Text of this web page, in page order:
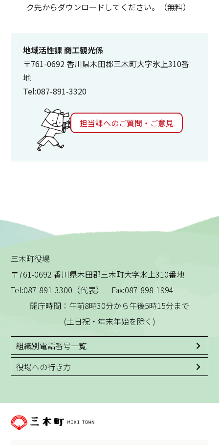
ク先からダウンロードしてください。（無料）
地域活性課 商工観光係
〒761-0692 香川県木田郡三木町大字氷上310番
地
Tel:087-891-3320
担当課へのご質問・ご意見
三木町役場
〒761-0692 香川県木田郡三木町大字氷上310番地
Tel:087-891-3300（代表） Fax:087-898-1994
開庁時間：午前8時30分から午後5時15分まで
(土日祝・年末年始を除く)
組織別電話番号一覧
役場への行き方